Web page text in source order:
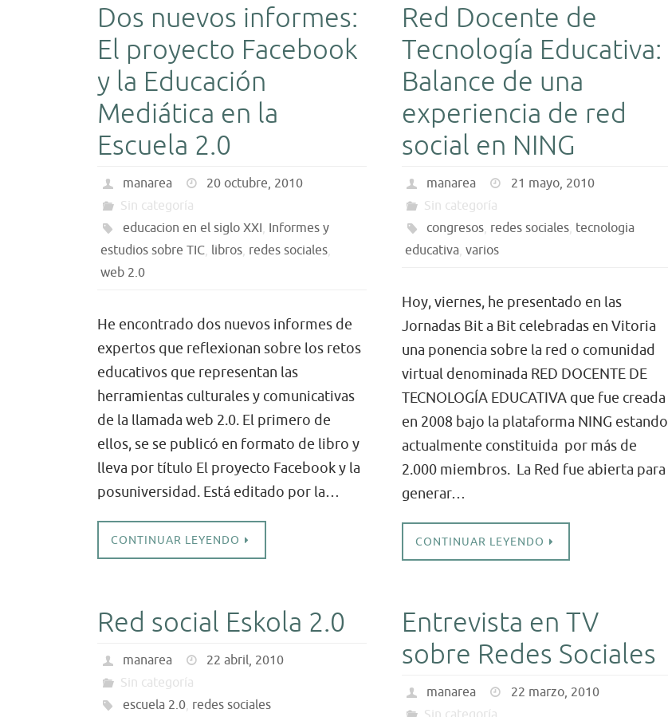
Dos nuevos informes:
El proyecto Facebook
y la Educación
Mediática en la
Escuela 2.0
manarea
20 octubre, 2010
Sin categoría
educacion en el siglo XXI, Informes y
estudios sobre TIC, libros, redes sociales,
web 2.0
He encontrado dos nuevos informes de
expertos que reflexionan sobre los retos
educativos que representan las
herramientas culturales y comunicativas
de la llamada web 2.0. El primero de
ellos, se se publicó en formato de libro y
lleva por título El proyecto Facebook y la
posuniversidad. Está editado por la…
CONTINUAR LEYENDO
Red Docente de
Tecnología Educativa:
Balance de una
experiencia de red
social en NING
manarea
21 mayo, 2010
Sin categoría
congresos, redes sociales, tecnologia
educativa, varios
Hoy, viernes, he presentado en las
Jornadas Bit a Bit celebradas en Vitoria
una ponencia sobre la red o comunidad
virtual denominada RED DOCENTE DE
TECNOLOGÍA EDUCATIVA que fue creada
en 2008 bajo la plataforma NING estando
actualmente constituida por más de
2.000 miembros. La Red fue abierta para
generar…
CONTINUAR LEYENDO
Red social Eskola 2.0
manarea
22 abril, 2010
Sin categoría
escuela 2.0, redes sociales
Entrevista en TV
sobre Redes Sociales
manarea
22 marzo, 2010